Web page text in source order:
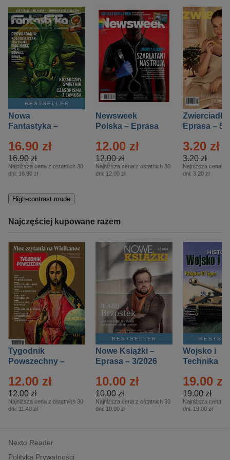
BESTSELLER
Nowa
Fantastyka –
16.90 zł
16.90 zł
Najniższa cena z ostatnich 30
dni: 16.90 zł
Newsweek
Polska – Eprasa
12.00 zł
12.00 zł
Najniższa cena z ostatnich 30
dni: 12.00 zł
Zwierciadło
Eprasa – 5/
3.20 zł
3.20 zł
Najniższa cena z
dni: 3.20 zł
High-contrast mode
Najczęściej kupowane razem
Tygodnik
Powszechny –
12.00 zł
12.00 zł
Najniższa cena z ostatnich 30
dni: 11.40 zł
BESTSELLER
Nowe Książki –
Eprasa – 3/2026
10.00 zł
10.00 zł
Najniższa cena z ostatnich 30
dni: 10.00 zł
Wojsko i
Technika
– 2/2026
19.00 zł
19.00 zł
Najniższa cena z
dni: 19.00 zł
Nexto Reader
Polityka Prywatności